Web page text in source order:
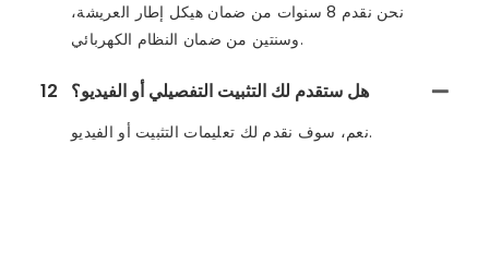
نحن نقدم 8 سنوات من ضمان هيكل إطار العريشة،
وسنتين من ضمان النظام الكهربائي.
12 هل ستقدم لك التثبيت التفصيلي أو الفيديو؟
نعم، سوف نقدم لك تعليمات التثبيت أو الفيديو.